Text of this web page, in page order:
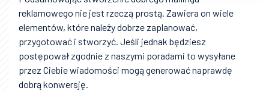
reklamowego nie jest rzeczą prostą. Zawiera on wiele
elementów, które należy dobrze zaplanować,
przygotować i stworzyć. Jeśli jednak będziesz
postępował zgodnie z naszymi poradami to wysyłane
przez Ciebie wiadomości mogą generować naprawdę
dobrą konwersję.